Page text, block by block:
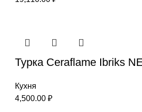
Турка Ceraflame Ibriks
Кухня
4,500.00 ₽